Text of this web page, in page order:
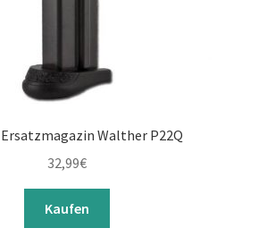
Walther P22Q
32,99€
Kaufen